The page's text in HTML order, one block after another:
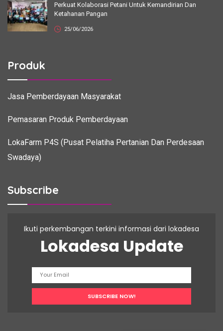
Perkuat Kolaborasi Petani Untuk Kemandirian Dan
Ketahanan Pangan
25/06/2026
Produk
Jasa Pemberdayaan Masyarakat
Pemasaran Produk Pemberdayaan
LokaFarm P4S (Pusat Pelatiha Pertanian Dan Perdesaan
Swadaya)
Subscribe
Ikuti perkembangan terkini informasi dari lokadesa
Lokadesa Update